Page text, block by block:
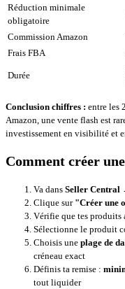
Réduction minimale
obligatoire
Commission Amazon
Frais FBA
Durée
Conclusion chiffres : entre les
Amazon, une vente flash est
investissement en visibilité et
Comment créer
Va dans Seller Central
Clique sur "Créer une
Vérifie que tes produits
Sélectionne le produit
Choisis une plage de
créneau exact
Définis ta remise :
tout liquider